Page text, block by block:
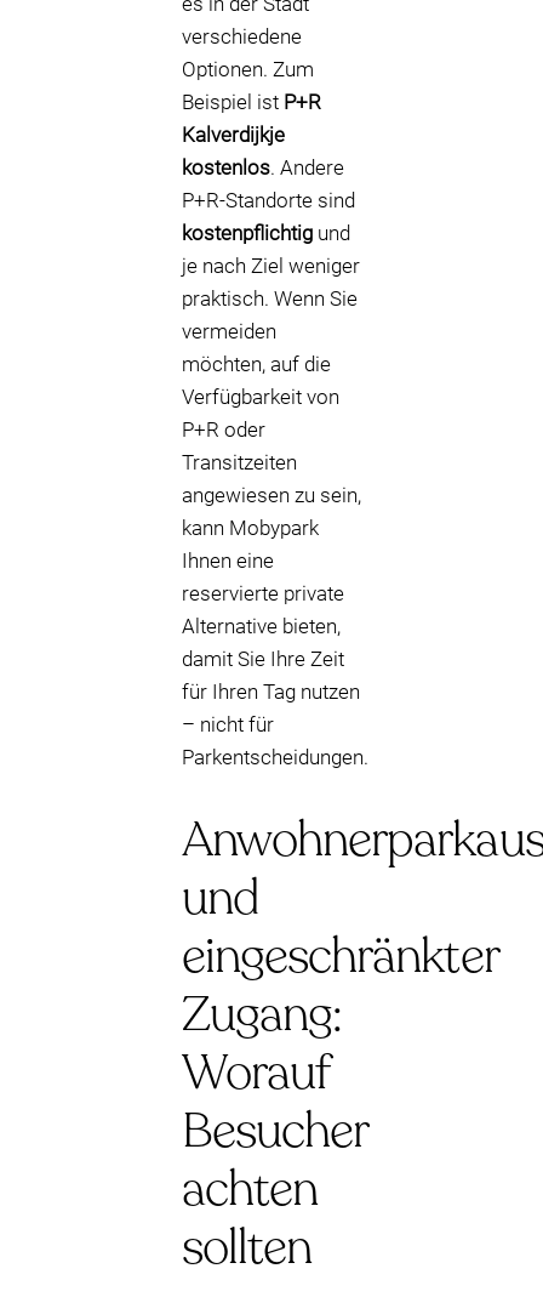
verschiedene
Optionen. Zum
Beispiel ist P+R
Kalverdijkje
kostenlos. Andere
P+R-Standorte sind
kostenpflichtig und
je nach Ziel weniger
praktisch. Wenn Sie
vermeiden
möchten, auf die
Verfügbarkeit von
P+R oder
Transitzeiten
angewiesen zu sein,
kann Mobypark
Ihnen eine
reservierte private
Alternative bieten,
damit Sie Ihre Zeit
für Ihren Tag nutzen
– nicht für
Parkentscheidungen.
und
eingeschränkter
Zugang:
Worauf
Besucher
achten
sollten